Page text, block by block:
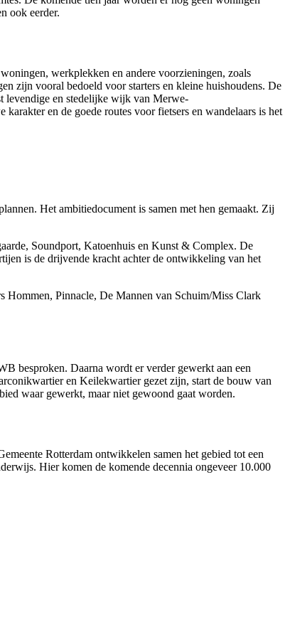
ook eerder.
werkplekken en andere voorzieningen, zoals
zijn vooral bedoeld voor starters en kleine huishoudens. De
levendige en stedelijke wijk van Merwe-
karakter en de goede routes voor fietsers en wandelaars is het
Het ambitiedocument is samen met hen gemaakt. Zij
Soundport, Katoenhuis en Kunst & Complex. De
is de drijvende kracht achter de ontwikkeling van het
Hommen, Pinnacle, De Mannen van Schuim/Miss Clark
besproken. Daarna wordt er verder gewerkt aan een
en Keilekwartier gezet zijn, start de bouw van
waar gewerkt, maar niet gewoond gaat worden.
Rotterdam ontwikkelen samen het gebied tot een
Hier komen de komende decennia ongeveer 10.000